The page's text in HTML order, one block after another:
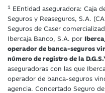
1 EEntidad aseguradora: Caja
Seguros y Reaseguros, S.A.
Seguros de Caser
Ibercaja Banco, S.A. por
operador de banca-seguros
número de registro de la
aseguradoras con las que
operador de banca-seguros
agencia. Concertado Seguro